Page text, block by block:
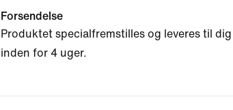
Forsendelse
Produktet specialfremstilles og leveres til dig
inden for 4 uger.